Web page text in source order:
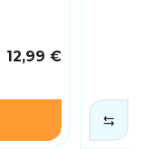
12,99 €